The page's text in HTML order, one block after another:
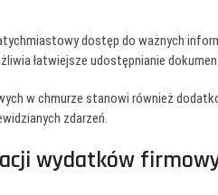
dostęp do ważnych
łatwiejsze udostępnianie
w chmurze stanowi również
zdarzeń.
wydatków